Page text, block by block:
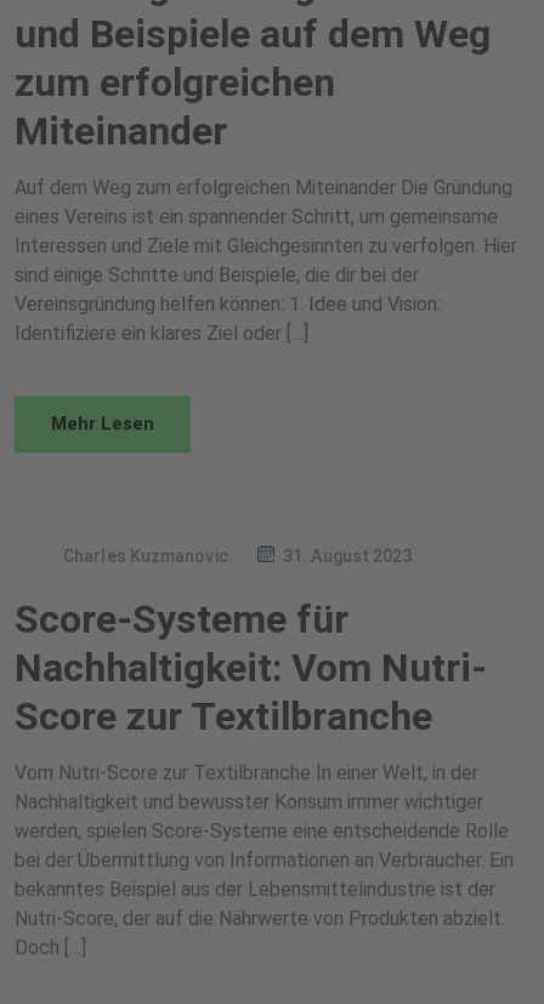
und Beispiele auf dem Weg
zum erfolgreichen
Miteinander
Auf dem Weg zum erfolgreichen Miteinander Die Gründung
eines Vereins ist ein spannender Schritt, um gemeinsame
Interessen und Ziele mit Gleichgesinnten zu verfolgen. Hier
sind einige Schritte und Beispiele, die dir bei der
Vereinsgründung helfen können: 1. Idee und Vision:
Identifiziere ein klares Ziel oder […]
Mehr Lesen
Charles Kuzmanovic 31. August 2023
Score-Systeme für
Nachhaltigkeit: Vom Nutri-
Score zur Textilbranche
Vom Nutri-Score zur Textilbranche In einer Welt, in der
Nachhaltigkeit und bewusster Konsum immer wichtiger
werden, spielen Score-Systeme eine entscheidende Rolle
bei der Übermittlung von Informationen an Verbraucher. Ein
bekanntes Beispiel aus der Lebensmittelindustrie ist der
Nutri-Score, der auf die Nährwerte von Produkten abzielt.
Doch […]